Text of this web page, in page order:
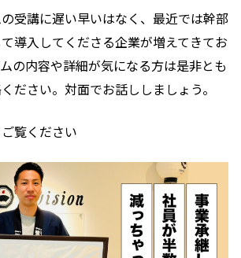
受講に遅い早いはなく、最近では幹部
導入してくださる企業が増えてきてお
の内容や詳細が気になる方は是非とも
ださい。対面でお話ししましょう。
覧ください